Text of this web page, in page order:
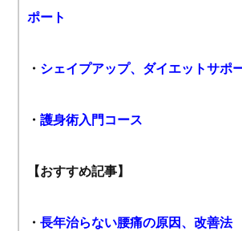
ポート
・ シェイプアップ、ダイエットサポ
・護身術入門コース
【おすすめ記事】
・長年治らない腰痛の原因、改善法